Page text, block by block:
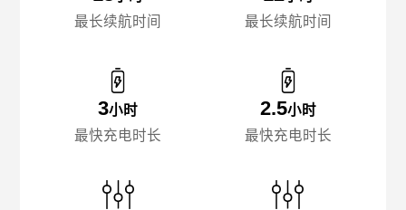
最长续航时间
3小时
最快充电时长
最长续航时间
2.5小时
最快充电时长